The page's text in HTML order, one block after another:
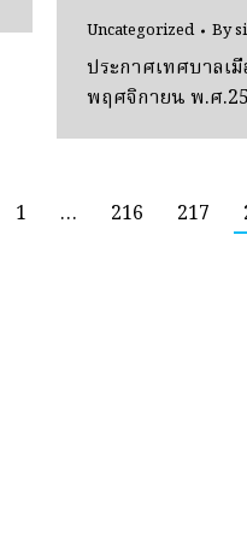
Uncategorized By
ประกาศเทศบาลเ
พฤศจิกายน พ.ศ
1 … 216 217